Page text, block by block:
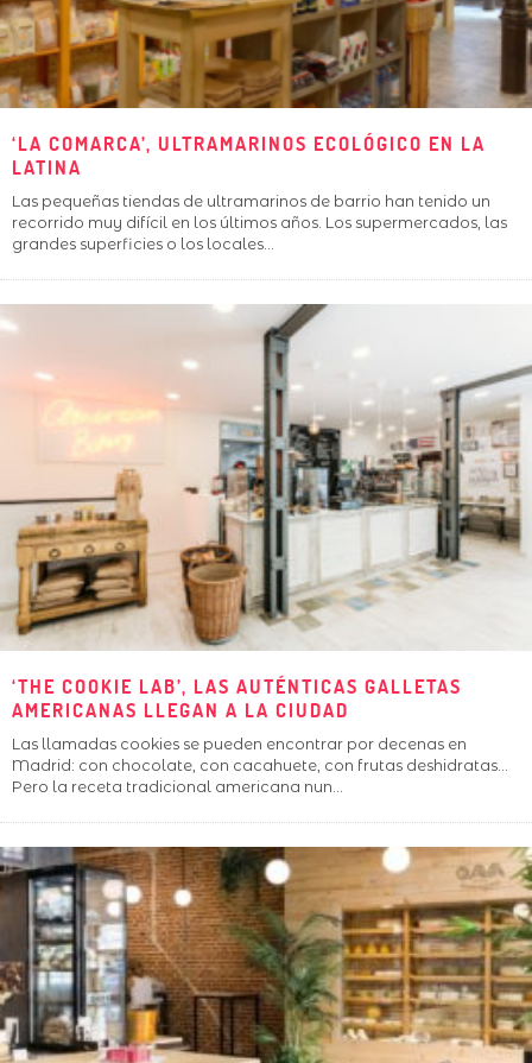
‘LA COMARCA’, ULTRAMARINOS ECOLÓGICO EN LA
LATINA
Las pequeñas tiendas de ultramarinos de barrio han tenido un
recorrido muy difícil en los últimos años. Los supermercados, las
grandes superficies o los locales
‘THE COOKIE LAB’, LAS AUTÉNTICAS GALLETAS
AMERICANAS LLEGAN A LA CIUDAD
Las llamadas cookies se pueden encontrar por decenas en
Madrid: con chocolate, con cacahuete, con frutas deshidratas...
Pero la receta tradicional americana nun...